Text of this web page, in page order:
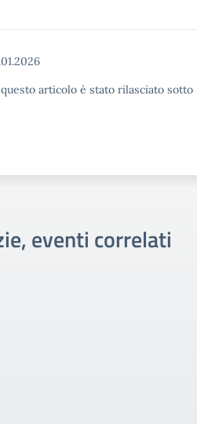
articolo è stato rilasciato
eventi correlati